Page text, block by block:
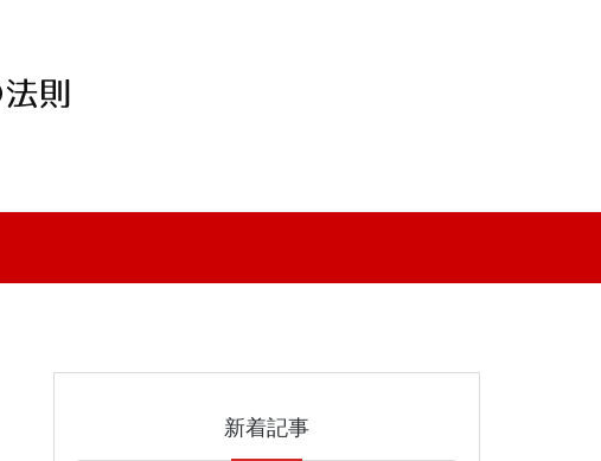
新着記事